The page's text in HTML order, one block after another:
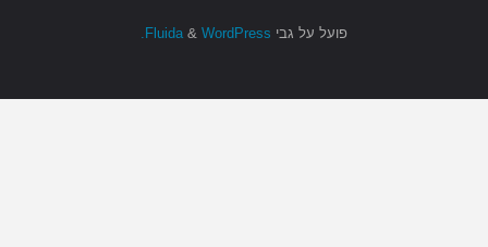
פועל על גבי & WordPress.